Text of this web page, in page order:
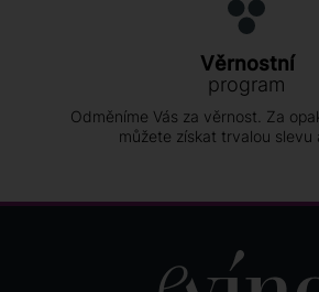
Věrnostní
program
Odměníme Vás za věrnost. Za
můžete získat trvalou slevu